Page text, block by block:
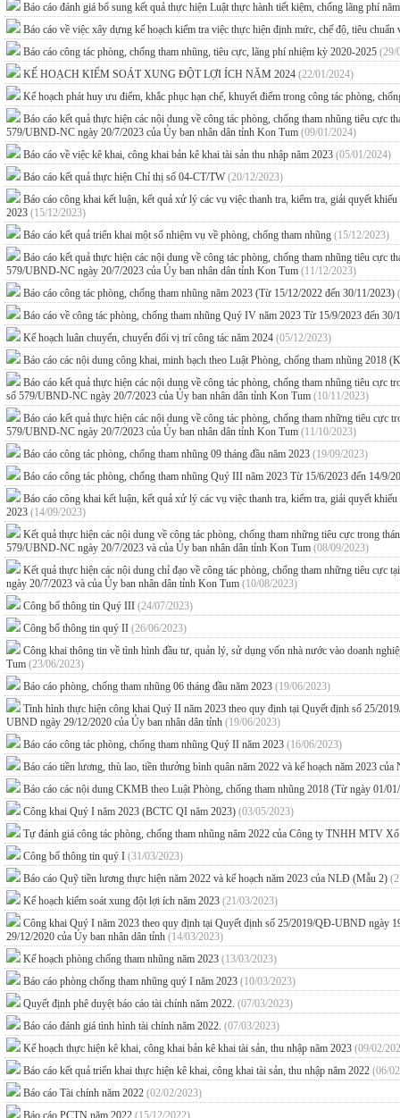
Báo cáo đánh giá bổ sung kết quả thực hiện Luật thực hành tiết kiệm, chống lãng phí
Báo cáo về việc xây dựng kế hoạch kiểm tra việc thực hiện định mức, chế độ, tiêu
Báo cáo công tác phòng, chống tham nhũng, tiêu cực, lãng phí nhiệm kỳ 2020-2025 (29/
KẾ HOẠCH KIỂM SOÁT XUNG ĐỘT LỢI ÍCH NĂM 2024 (22/01/2024)
Kế hoạch phát huy ưu điểm, khắc phục hạn chế, khuyết điểm trong công tác phòng,
Báo cáo kết quả thực hiện các nội dung về công tác phòng, chống tham nhũng tiêu
579/UBND-NC ngày 20/7/2023 của Ủy ban nhân dân tỉnh Kon Tum (09/01/2024)
Báo cáo về việc kê khai, công khai bản kê khai tài sản thu nhập năm 2023 (05/01/2024)
Báo cáo kết quả thực hiện Chỉ thị số 04-CT/TW (20/12/2023)
Báo cáo công khai kết luận, kết quả xử lý các vụ việc thanh tra, kiểm tra, giải quyết
2023 (15/12/2023)
Báo cáo kết quả triển khai một số nhiệm vụ về phòng, chống tham nhũng (15/12/2023)
Báo cáo kết quả thực hiện các nội dung về công tác phòng, chống tham nhũng tiêu
579/UBND-NC ngày 20/7/2023 của Ủy ban nhân dân tỉnh Kon Tum (11/12/2023)
Báo cáo công tác phòng, chống tham nhũng năm 2023 (Từ 15/12/2022 đến 30/11/2023)
Báo cáo về công tác phòng, chống tham nhũng Quý IV năm 2023 Từ 15/9/2023 đến
Kế hoạch luân chuyển, chuyển đổi vị trí công tác năm 2024 (05/12/2023)
Báo cáo các nội dung công khai, minh bạch theo Luật Phòng, chống tham nhũng 2018
Báo cáo kết quả thực hiện các nội dung về công tác phòng, chống tham nhũng tiêu
số 579/UBND-NC ngày 20/7/2023 của Ủy ban nhân dân tỉnh Kon Tum (10/11/2023)
Báo cáo kết quả thực hiện các nội dung về công tác phòng, chống tham những tiêu
579/UBND-NC ngày 20/7/2023 của Ủy ban nhân dân tỉnh Kon Tum (11/10/2023)
Báo cáo công tác phòng, chống tham nhũng 09 tháng đầu năm 2023 (19/09/2023)
Báo cáo công tác phòng, chống tham nhũng Quý III năm 2023 Từ 15/6/2023 đến 14/9/
Báo cáo công khai kết luận, kết quả xử lý các vụ việc thanh tra, kiểm tra, giải quyết
2023 (14/09/2023)
Kết quả thực hiện các nội dung về công tác phòng, chống tham những tiêu cực trong
579/UBND-NC ngày 20/7/2023 và của Ủy ban nhân dân tỉnh Kon Tum (08/09/2023)
Kết quả thực hiện các nội dung chỉ đạo về công tác phòng, chống tham những tiêu
ngày 20/7/2023 và của Ủy ban nhân dân tỉnh Kon Tum (10/08/2023)
Công bố thông tin Quý III (24/07/2023)
Công bố thông tin quý II (26/06/2023)
Công khai thông tin về tình hình đầu tư, quản lý, sử dụng vốn nhà nước vào doanh
Tum (23/06/2023)
Báo cáo phòng, chống tham nhũng 06 tháng đầu năm 2023 (19/06/2023)
Tình hình thực hiện công khai Quý II năm 2023 theo quy định tại Quyết định số 25/
UBND ngày 29/12/2020 của Ủy ban nhân dân tỉnh (19/06/2023)
Báo cáo công tác phòng, chống tham nhũng Quý II năm 2023 (16/06/2023)
Báo cáo tiền lương, thù lao, tiền thưởng bình quân năm 2022 và kế hoạch năm 2023
Báo cáo các nội dung CKMB theo Luật Phòng, chống tham nhũng 2018 (Từ ngày 01/
Công khai Quý I năm 2023 (BCTC QI năm 2023) (03/05/2023)
Tự đánh giá công tác phòng, chống tham nhũng năm 2022 của Công ty TNHH MTV
Công bố thông tin quý I (31/03/2023)
Báo cáo Quỹ tiền lương thực hiện năm 2022 và kế hoạch năm 2023 của NLĐ (Mẫu 2)
Kế hoạch kiểm soát xung đột lợi ích năm 2023 (21/03/2023)
Công khai Quý I năm 2023 theo quy định tại Quyết định số 25/2019/QĐ-UBND
29/12/2020 của Ủy ban nhân dân tỉnh (14/03/2023)
Kế hoạch phòng chống tham nhũng năm 2023 (13/03/2023)
Báo cáo phòng chống tham nhũng quý I năm 2023 (10/03/2023)
Quyết định phê duyệt báo cáo tài chính năm 2022. (07/03/2023)
Báo cáo đánh giá tình hình tài chính năm 2022. (07/03/2023)
Kế hoạch thực hiện kê khai, công khai bản kê khai tài sản, thu nhập năm 2023 (09/02/
Báo cáo kết quả triển khai thực hiện kê khai, công khai tài sản, thu nhập năm 2022 (06/
Báo cáo Tài chính năm 2022 (02/02/2023)
Báo cáo PCTN năm 2022 (15/12/2022)